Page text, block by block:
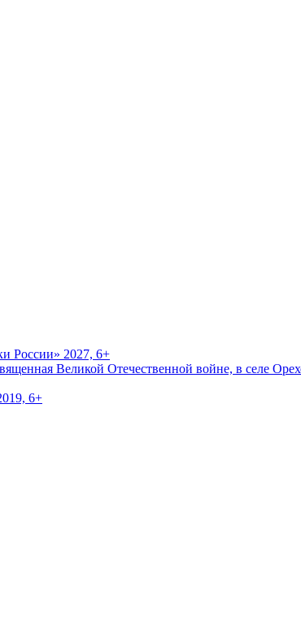
России» 2027, 6+
Великой Отечественной войне, в селе
6+